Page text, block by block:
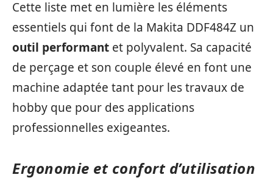
Cette liste met en lumière les éléments
essentiels qui font de la Makita DDF484Z un
outil performant et polyvalent. Sa capacité
de perçage et son couple élevé en font une
machine adaptée tant pour les travaux de
hobby que pour des applications
professionnelles exigeantes.
Ergonomie et confort d’utilisation